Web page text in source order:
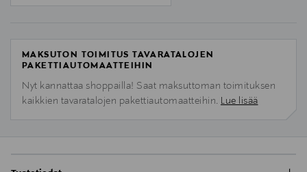
MAKSUTON TOIMITUS TAVARATALOJEN
PAKETTIAUTOMAATTEIHIN
Nyt kannattaa shoppailla! Saat maksuttoman toimituksen
kaikkien tavaratalojen pakettiautomaatteihin. Lue lisää